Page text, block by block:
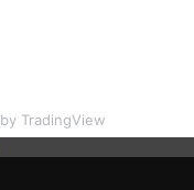
by TradingView